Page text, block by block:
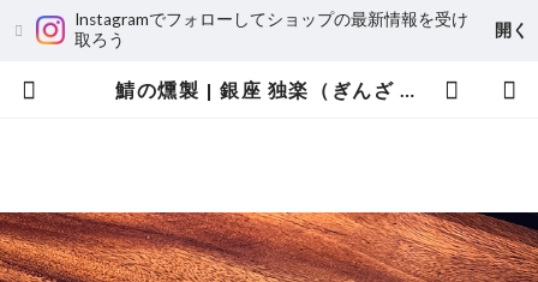
Instagramでフォローしてショップの最新情報を受け
取ろう
開く
鯖の燻製 | 銀座 独楽（ぎんざ こま）／金の独楽（きんのこま）